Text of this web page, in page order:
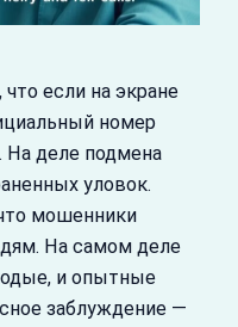
если на экране
номер
На деле подмена
уловок.
мошенники
На самом деле
и опытные
заблуждение —